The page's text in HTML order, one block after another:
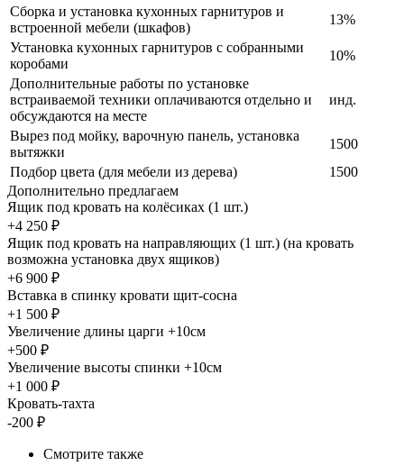
Сборка и установка кухонных гарнитуров и
встроенной мебели (шкафов)
13%
Установка кухонных гарнитуров с собранными
коробами
10%
Дополнительные работы по установке
встраиваемой техники оплачиваются отдельно и
обсуждаются на месте
инд.
Вырез под мойку, варочную панель, установка
вытяжки
1500
Подбор цвета (для мебели из дерева)
1500
Дополнительно предлагаем
Ящик под кровать на колёсиках (1 шт.)
+4 250 ₽
Ящик под кровать на направляющих (1 шт.) (на кровать
возможна установка двух ящиков)
+6 900 ₽
Вставка в спинку кровати щит-сосна
+1 500 ₽
Увеличение длины царги +10см
+500 ₽
Увеличение высоты спинки +10см
+1 000 ₽
Кровать-тахта
-200 ₽
Смотрите также